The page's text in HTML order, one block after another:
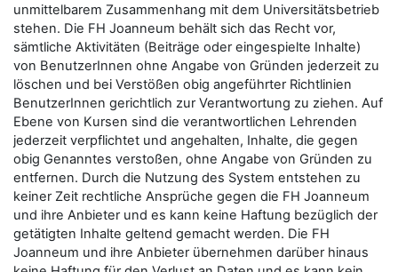
unmittelbarem Zusammenhang mit dem Universitätsbetrieb
stehen. Die FH Joanneum behält sich das Recht vor,
sämtliche Aktivitäten (Beiträge oder eingespielte Inhalte)
von BenutzerInnen ohne Angabe von Gründen jederzeit zu
löschen und bei Verstößen obig angeführter Richtlinien
BenutzerInnen gerichtlich zur Verantwortung zu ziehen. Auf
Ebene von Kursen sind die verantwortlichen Lehrenden
jederzeit verpflichtet und angehalten, Inhalte, die gegen
obig Genanntes verstoßen, ohne Angabe von Gründen zu
entfernen. Durch die Nutzung des System entstehen zu
keiner Zeit rechtliche Ansprüche gegen die FH Joanneum
und ihre Anbieter und es kann keine Haftung bezüglich der
getätigten Inhalte geltend gemacht werden. Die FH
Joanneum und ihre Anbieter übernehmen darüber hinaus